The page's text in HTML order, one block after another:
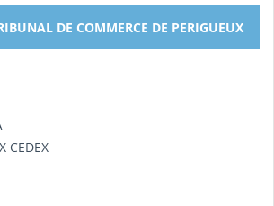
DE COMMERCE DE PERIGUEUX
CEDEX